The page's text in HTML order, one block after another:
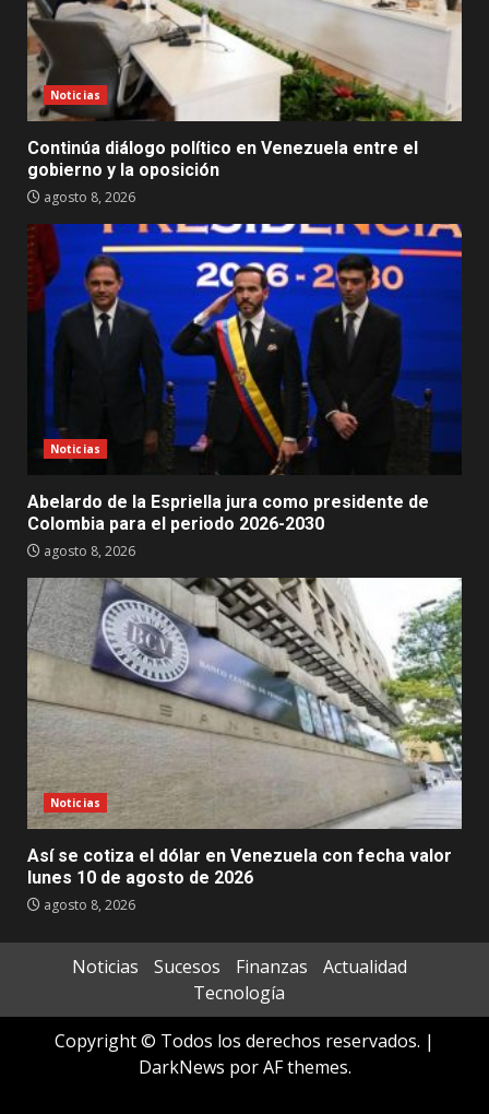
Noticias
Continúa diálogo político en Venezuela entre el
gobierno y la oposición
agosto 8, 2026
Noticias
Abelardo de la Espriella jura como presidente de
Colombia para el periodo 2026-2030
agosto 8, 2026
Noticias
Así se cotiza el dólar en Venezuela con fecha valor
lunes 10 de agosto de 2026
agosto 8, 2026
Noticias Sucesos Finanzas
Actualidad
Tecnología
Copyright © Todos los derechos reservados. |
DarkNews por AF themes.